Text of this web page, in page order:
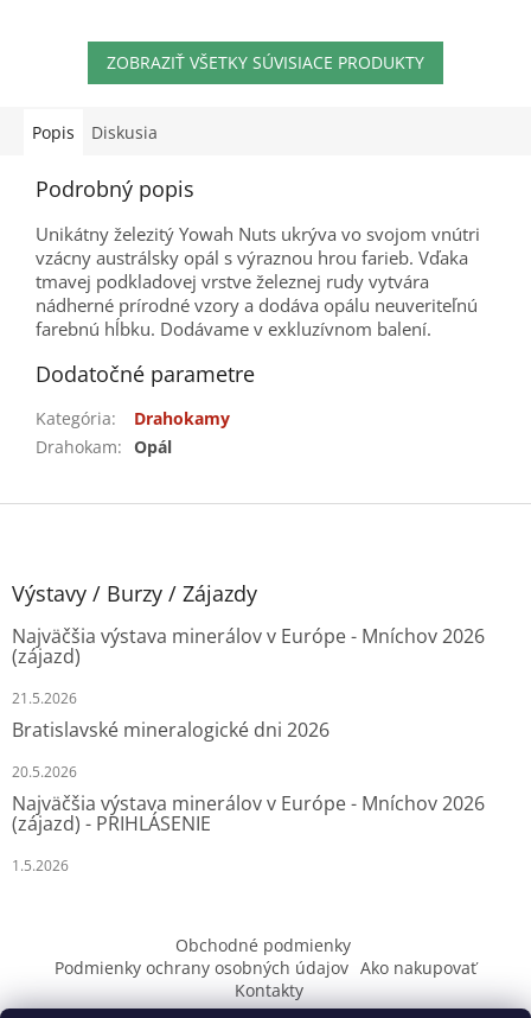
ZOBRAZIŤ VŠETKY SÚVISIACE PRODUKTY
Popis Diskusia
Podrobný popis
Unikátny železitý Yowah Nuts ukrýva vo svojom vnútri
vzácny austrálsky opál s výraznou hrou farieb. Vďaka
tmavej podkladovej vrstve železnej rudy vytvára
nádherné prírodné vzory a dodáva opálu neuveriteľnú
farebnú hĺbku. Dodávame v exkluzívnom balení.
Dodatočné parametre
Kategória:
Drahokamy
Drahokam: Opál
Z
Výstavy / Burzy / Zájazdy
Najväčšia výstava minerálov v Európe - Mníchov 2026
(zájazd)
21.5.2026
Bratislavské mineralogické dni 2026
20.5.2026
Najväčšia výstava minerálov v Európe - Mníchov 2026
(zájazd) - PRIHLÁSENIE
1.5.2026
Obchodné podmienky
Podmienky ochrany osobných údajov Ako nakupovať
Kontakty